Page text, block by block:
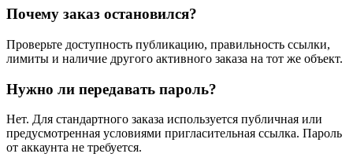
Почему заказ остановился?
Проверьте доступность публикацию, правильность ссылки,
лимиты и наличие другого активного заказа на тот же объект.
Нужно ли передавать пароль?
Нет. Для стандартного заказа используется публичная или
предусмотренная условиями пригласительная ссылка. Пароль
от аккаунта не требуется.